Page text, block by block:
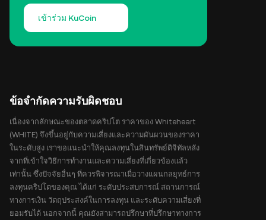
เข้าร่วม KuCoin
ข้อจำกัดความรับผิดชอบ
เนื่องจากลักษณะของตลาดคริปโต ราคาของ Whiteheart
(WHITE) จึงขึ้นอยู่กับความเสี่ยงและความผันผวนของราคา
ในระดับสูง เราขอแนะนำให้คุณลงทุนในสินทรัพย์ดิจิทัลหลัง
จากที่เข้าใจวิธีการทำงานและความเสี่ยงที่เกี่ยวข้องแล้ว
เท่านั้น ซึ่งปัจจัยอื่นๆ ที่ควรพิจารณาเมื่อวางแผนกลยุทธ์การ
ลงทุนคริปโตของคุณ ได้แก่ ระดับประสบการณ์ สถานการณ์
ทางการเงิน วัตถุประสงค์ในการลงทุน และระดับความเสี่ยงที่
ยอมรับได้ นอกจากนี้ คุณยังสามารถปรึกษาที่ปรึกษาทางการ